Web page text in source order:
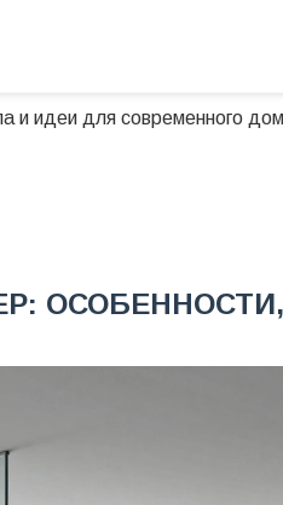
и идеи для современного